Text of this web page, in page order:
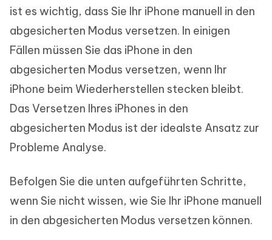
ist es wichtig, dass Sie Ihr iPhone manuell in den
abgesicherten Modus versetzen. In einigen
Fällen müssen Sie das iPhone in den
abgesicherten Modus versetzen, wenn Ihr
iPhone beim Wiederherstellen stecken bleibt.
Das Versetzen Ihres iPhones in den
abgesicherten Modus ist der idealste Ansatz zur
Probleme Analyse.
Befolgen Sie die unten aufgeführten Schritte,
wenn Sie nicht wissen, wie Sie Ihr iPhone manuell
in den abgesicherten Modus versetzen können.